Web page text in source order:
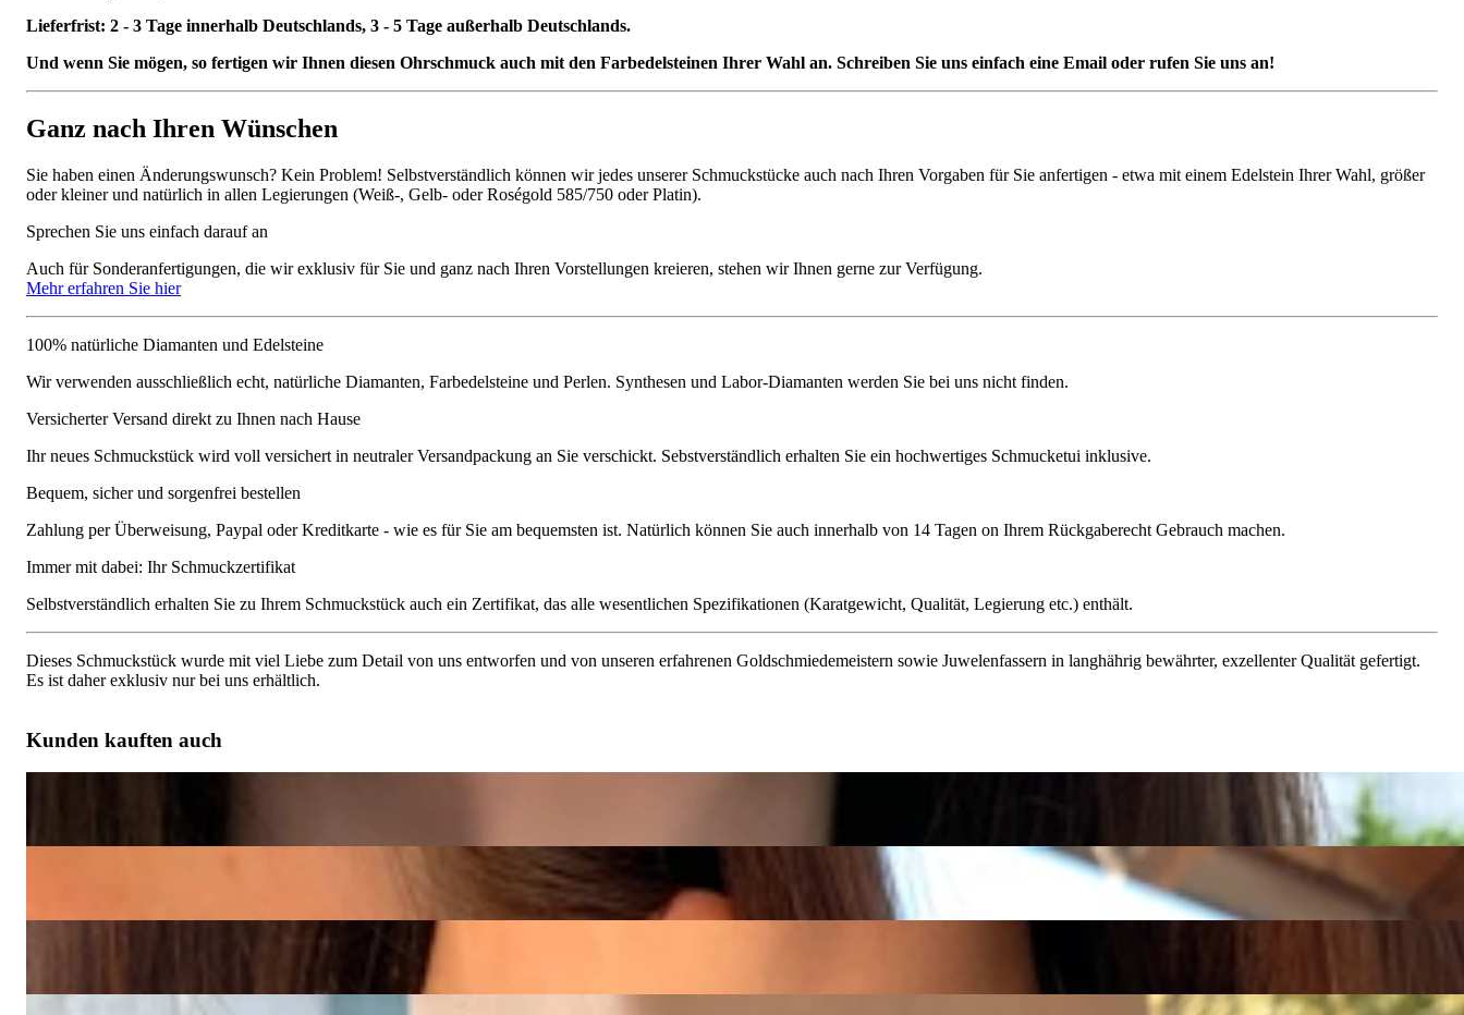
Lieferfrist: 2 - 3 Tage innerhalb Deutschlands, 3 - 5 Tage außerhalb Deutschlands.
Und wenn Sie mögen, so fertigen wir Ihnen diesen Ohrschmuck auch mit den Farbedelsteinen Ihrer Wahl an. Schreiben Sie uns einfach eine Email oder rufen Sie uns an!
Ganz nach Ihren Wünschen
Sie haben einen Änderungswunsch? Kein Problem! Selbstverständlich können wir jedes unserer Schmuckstücke auch nach Ihren Vorgaben für Sie anfertigen - etwa mit einem Edelstein Ihrer Wahl, größer
oder kleiner und natürlich in allen Legierungen (Weiß-, Gelb- oder Roségold 585/750 oder Platin).
Sprechen Sie uns einfach darauf an
Auch für Sonderanfertigungen, die wir exklusiv für Sie und ganz nach Ihren Vorstellungen kreieren, stehen wir Ihnen gerne zur Verfügung.
Mehr erfahren Sie hier
100% natürliche Diamanten und Edelsteine
Wir verwenden ausschließlich echt, natürliche Diamanten, Farbedelsteine und Perlen. Synthesen und Labor-Diamanten werden Sie bei uns nicht finden.
Versicherter Versand direkt zu Ihnen nach Hause
Ihr neues Schmuckstück wird voll versichert in neutraler Versandpackung an Sie verschickt. Sebstverständlich erhalten Sie ein hochwertiges Schmucketui inklusive.
Bequem, sicher und sorgenfrei bestellen
Zahlung per Überweisung, Paypal oder Kreditkarte - wie es für Sie am bequemsten ist. Natürlich können Sie auch innerhalb von 14 Tagen on Ihrem Rückgaberecht Gebrauch machen.
Immer mit dabei: Ihr Schmuckzertifikat
Selbstverständlich erhalten Sie zu Ihrem Schmuckstück auch ein Zertifikat, das alle wesentlichen Spezifikationen (Karatgewicht, Qualität, Legierung etc.) enthält.
Dieses Schmuckstück wurde mit viel Liebe zum Detail von uns entworfen und von unseren erfahrenen Goldschmiedemeistern sowie Juwelenfassern in langhährig bewährter, exzellenter Qualität gefertigt.
Es ist daher exklusiv nur bei uns erhältlich.
Kunden kauften auch
Indigolith Mondstein Halskette "Tutti Colori"